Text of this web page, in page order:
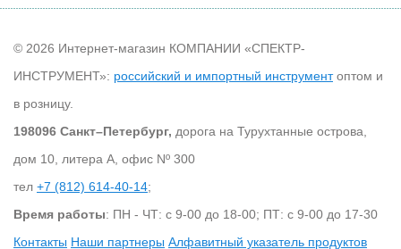
© 2026 Интернет-магазин КОМПАНИИ «СПЕКТР-
ИНСТРУМЕНТ»: российский и импортный инструментоптом и
в розницу.
198096 Санкт–Петербург, дорога на Турухтанные острова,
дом 10, литера А, офис Nº 300
тел +7 (812) 614-40-14;
Время работы: ПН - ЧТ: с 9-00 до 18-00; ПТ: с 9-00 до 17-30
Контакты Наши партнеры Алфавитный указатель продуктов